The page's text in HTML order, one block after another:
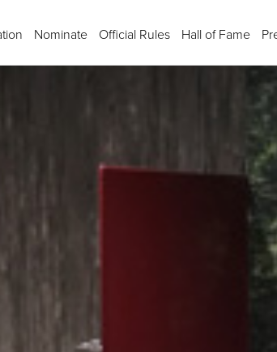
Nominate Official Rules Hall of Fame